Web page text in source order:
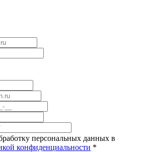
персональных данных в
конфиденциальности *